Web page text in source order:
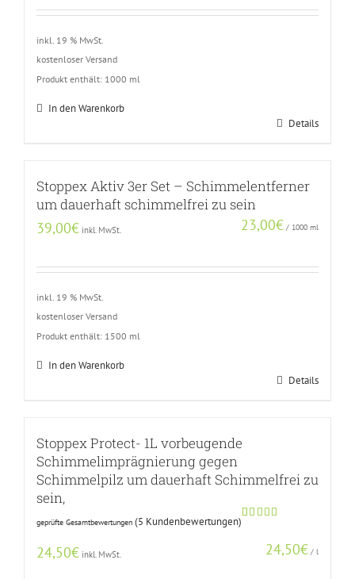
inkl. 19 % MwSt.
kostenloser Versand
Produkt enthält: 1000 ml
In den Warenkorb
Details
Stoppex Aktiv 3er Set – Schimmelentferner
um dauerhaft schimmelfrei zu sein
39,00€ inkl. MwSt. 23,00€ / 1000 ml
inkl. 19 % MwSt.
kostenloser Versand
Produkt enthält: 1500 ml
In den Warenkorb
Details
Stoppex Protect- 1L vorbeugende
Schimmelimprägnierung gegen
Schimmelpilz um dauerhaft Schimmelfrei zu
sein,
von 5,
basierend
geprüfte Gesamtbewertungen (5 Kundenbewertungen)
24,50€ inkl. MwSt. 24,50€ / l